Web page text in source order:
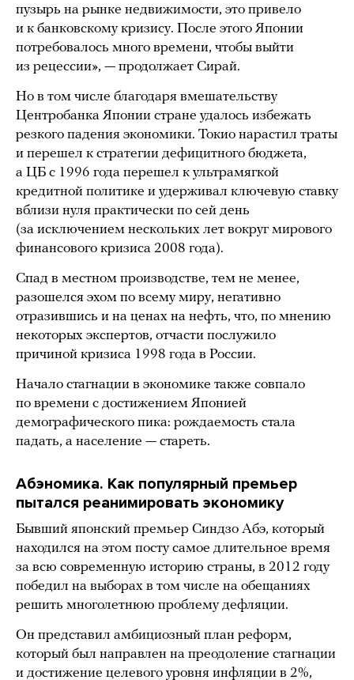
пузырь на рынке недвижимости, это привело
и к банковскому кризису. После этого Японии
потребовалось много времени, чтобы выйти
из рецессии», — продолжает Сирай.
Но в том числе благодаря вмешательству
Центробанка Японии стране удалось избежать
резкого падения экономики. Токио нарастил траты
и перешел к стратегии дефицитного бюджета,
а ЦБ с 1996 года перешел к ультрамягкой
кредитной политике и удерживал ключевую ставку
вблизи нуля практически по сей день
(за исключением нескольких лет вокруг мирового
финансового кризиса 2008 года).
Спад в местном производстве, тем не менее,
разошелся эхом по всему миру, негативно
отразившись и на ценах на нефть, что, по мнению
некоторых экспертов, отчасти послужило
причиной кризиса 1998 года в России.
Начало стагнации в экономике также совпало
по времени с достижением Японией
демографического пика: рождаемость стала
падать, а население — стареть.
Абэномика. Как популярный премьер
пытался реанимировать экономику
Бывший японский премьер Синдзо Абэ, который
находился на этом посту самое длительное время
за всю современную историю страны, в 2012 году
победил на выборах в том числе на обещаниях
решить многолетнюю проблему дефляции.
Он представил амбициозный план реформ,
который был направлен на преодоление стагнации
и достижение целевого уровня инфляции в 2%,